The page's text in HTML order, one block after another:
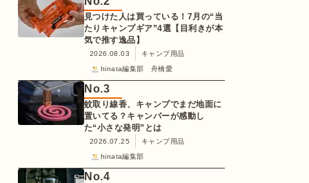
見つけた人は買っている！7月の“当
たりキャンプギア”4選【目利きが本
気で推す逸品】
2026.08.03
キャンプ用品
hinata編集部 舟橋愛
No.3
蚊取り線香、キャンプでまだ地面に
置いてる？キャンパーが感動し
た“小さな発明”とは
2026.07.25
キャンプ用品
hinata編集部
No.4